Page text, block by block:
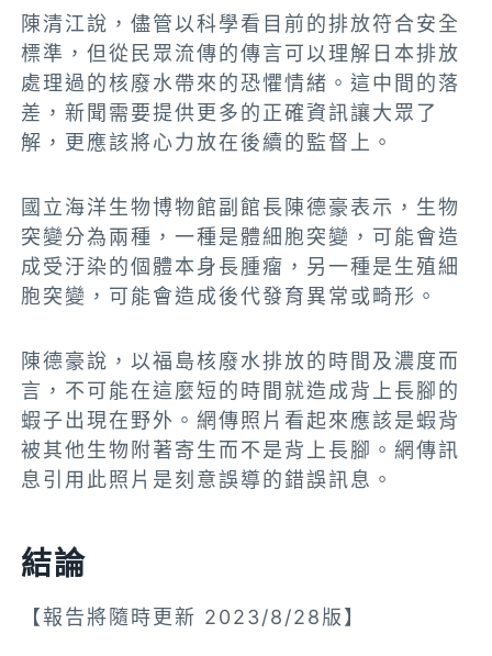
陳清江說，儘管以科學看目前的排放符合安全
標準，但從民眾流傳的傳言可以理解日本排放
處理過的核廢水帶來的恐懼情緒。這中間的落
差，新聞需要提供更多的正確資訊讓大眾了
解，更應該將心力放在後續的監督上。
國立海洋生物博物館副館長陳德豪表示，生物
突變分為兩種，一種是體細胞突變，可能會造
成受汙染的個體本身長腫瘤，另一種是生殖細
胞突變，可能會造成後代發育異常或畸形。
陳德豪說，以福島核廢水排放的時間及濃度而
言，不可能在這麼短的時間就造成背上長腳的
蝦子出現在野外。網傳照片看起來應該是蝦背
被其他生物附著寄生而不是背上長腳。網傳訊
息引用此照片是刻意誤導的錯誤訊息。
結論
【報告將隨時更新 2023/8/28版】